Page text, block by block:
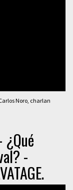
Noro, charlan
-